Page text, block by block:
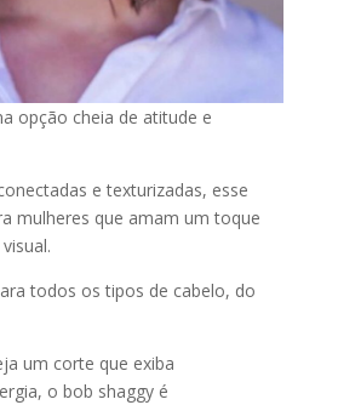
opção cheia de atitude e
e texturizadas, esse
mulheres que amam um toque
todos os tipos de cabelo, do
um corte que exiba
o bob shaggy é